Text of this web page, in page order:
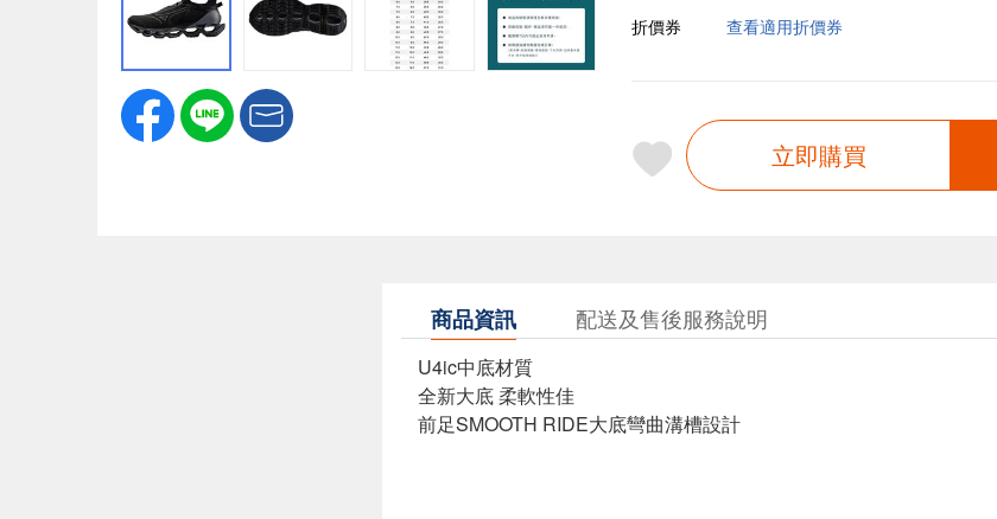
折價券
查看適用折價券
立即購買
商品資訊 配送及售後服務說明
U4ic中底材質
全新大底 柔軟性佳
前足SMOOTH RIDE大底彎曲溝槽設計